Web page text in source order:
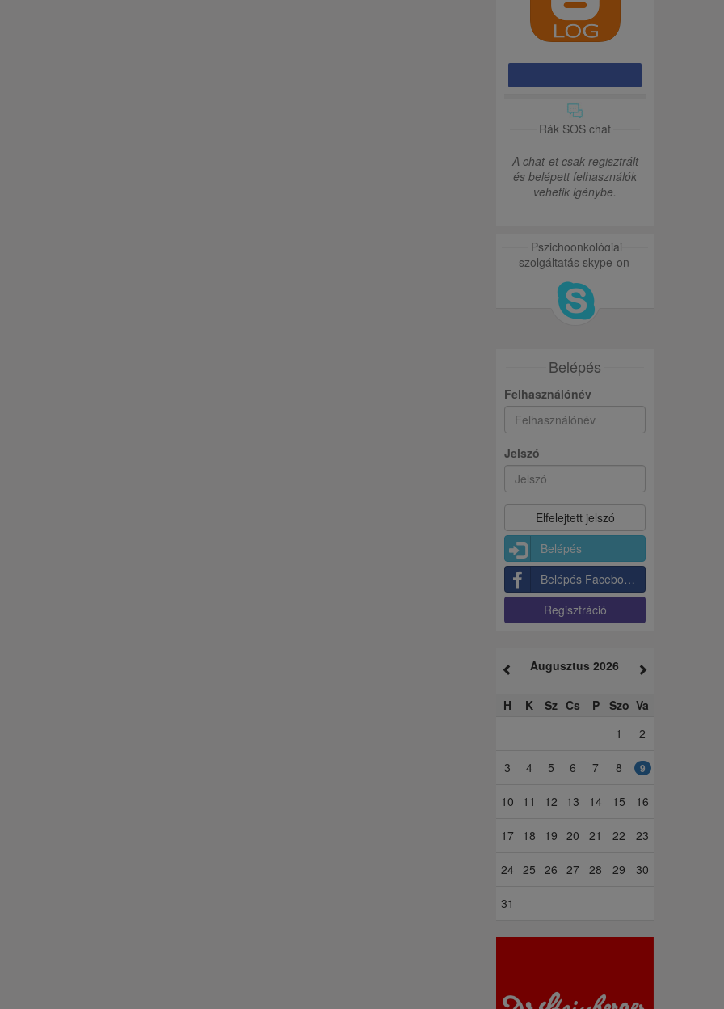
Rák SOS chat
A chat-et csak regisztrált
és belépett felhasználók
vehetik igénybe.
Pszichoonkológiai
szolgáltatás skype-on
Belépés
Felhasználónév
Jelszó
Belépés
Belépés Facebookkal
Regisztráció
Augusztus 2026
H K Sz Cs P Szo Va
1
2
3 4 5 6 7 8 9
10 11 12 13 14 15 16
17 18 19 20 21 22 23
24 25 26 27 28 29 30
31